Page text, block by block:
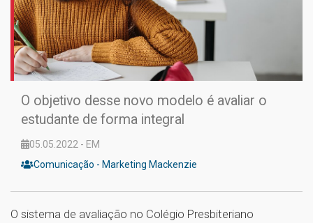
O objetivo desse novo modelo é avaliar o
estudante de forma integral
05.05.2022 - EM
Comunicação - Marketing Mackenzie
O sistema de avaliação no Colégio Presbiteriano